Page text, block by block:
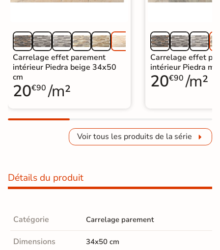
Carrelage effet parement
intérieur Piedra beige 34x50
cm
20€90 /m²
Carrelage effet
intérieur Piedra
20€90 /m²
Voir tous les produits de la série
Détails du produit
Catégorie Carrelage parement
Dimensions 34x50 cm